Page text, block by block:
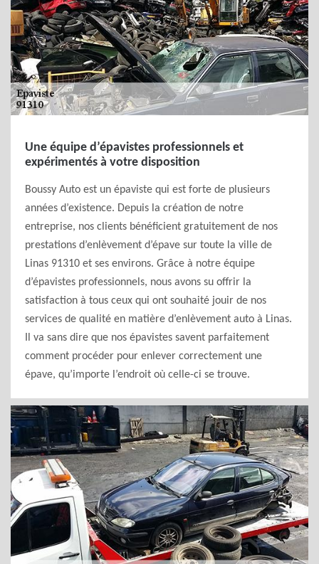
Une équipe d’épavistes professionnels et
expérimentés à votre disposition
Boussy Auto est un épaviste qui est forte de plusieurs
années d’existence. Depuis la création de notre
entreprise, nos clients bénéficient gratuitement de nos
prestations d’enlèvement d’épave sur toute la ville de
Linas 91310 et ses environs. Grâce à notre équipe
d’épavistes professionnels, nous avons su offrir la
satisfaction à tous ceux qui ont souhaité jouir de nos
services de qualité en matière d’enlèvement auto à Linas.
Il va sans dire que nos épavistes savent parfaitement
comment procéder pour enlever correctement une
épave, qu’importe l’endroit où celle-ci se trouve.